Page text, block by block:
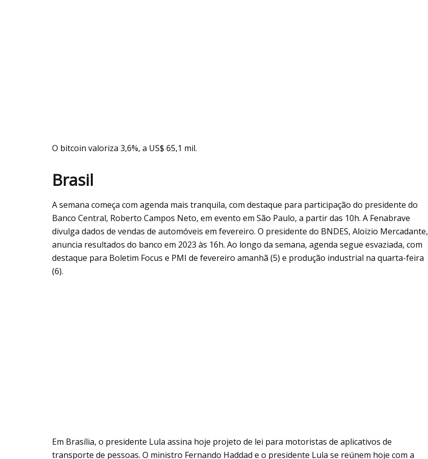
O bitcoin valoriza 3,6%, a US$ 65,1 mil.
Brasil
A semana começa com agenda mais tranquila, com destaque para participação do presidente do
Banco Central, Roberto Campos Neto, em evento em São Paulo, a partir das 10h. A Fenabrave
divulga dados de vendas de automóveis em fevereiro. O presidente do BNDES, Aloizio Mercadante,
anuncia resultados do banco em 2023 às 16h. Ao longo da semana, agenda segue esvaziada, com
destaque para Boletim Focus e PMI de fevereiro amanhã (5) e produção industrial na quarta-feira
(6).
Em Brasília, o presidente Lula assina hoje projeto de lei para motoristas de aplicativos de
transporte de pessoas. O ministro Fernando Haddad e o presidente Lula se reúnem hoje com a